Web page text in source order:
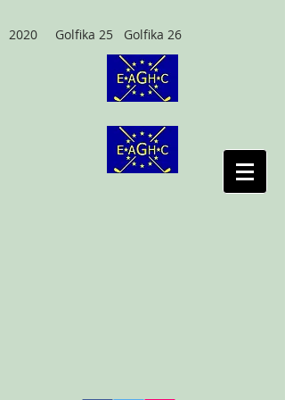
2020 Golfika 25 Golfika 26